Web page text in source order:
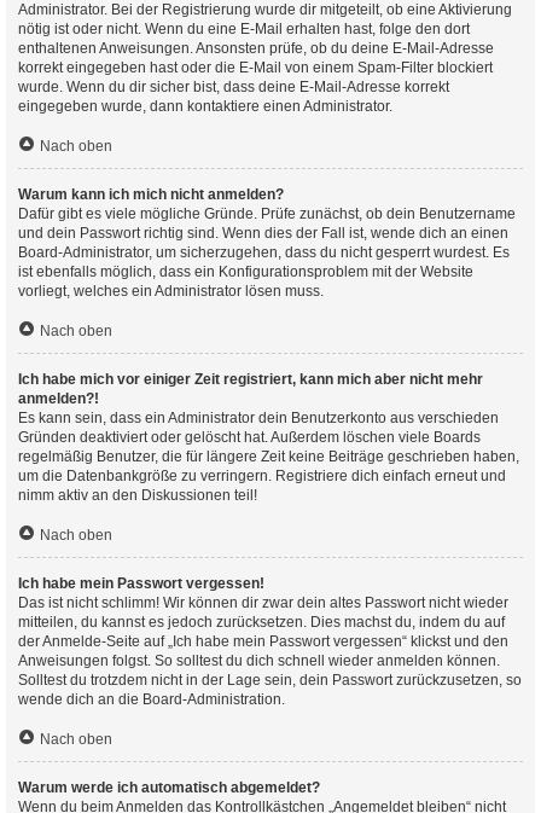
Administrator. Bei der Registrierung wurde dir mitgeteilt, ob eine Aktivierung
nötig ist oder nicht. Wenn du eine E-Mail erhalten hast, folge den dort
enthaltenen Anweisungen. Ansonsten prüfe, ob du deine E-Mail-Adresse
korrekt eingegeben hast oder die E-Mail von einem Spam-Filter blockiert
wurde. Wenn du dir sicher bist, dass deine E-Mail-Adresse korrekt
eingegeben wurde, dann kontaktiere einen Administrator.
Nach oben
Warum kann ich mich nicht anmelden?
Dafür gibt es viele mögliche Gründe. Prüfe zunächst, ob dein Benutzername
und dein Passwort richtig sind. Wenn dies der Fall ist, wende dich an einen
Board-Administrator, um sicherzugehen, dass du nicht gesperrt wurdest. Es
ist ebenfalls möglich, dass ein Konfigurationsproblem mit der Website
vorliegt, welches ein Administrator lösen muss.
Nach oben
Ich habe mich vor einiger Zeit registriert, kann mich aber nicht mehr
anmelden?!
Es kann sein, dass ein Administrator dein Benutzerkonto aus verschieden
Gründen deaktiviert oder gelöscht hat. Außerdem löschen viele Boards
regelmäßig Benutzer, die für längere Zeit keine Beiträge geschrieben haben,
um die Datenbankgröße zu verringern. Registriere dich einfach erneut und
nimm aktiv an den Diskussionen teil!
Nach oben
Ich habe mein Passwort vergessen!
Das ist nicht schlimm! Wir können dir zwar dein altes Passwort nicht wieder
mitteilen, du kannst es jedoch zurücksetzen. Dies machst du, indem du auf
der Anmelde-Seite auf „Ich habe mein Passwort vergessen“ klickst und den
Anweisungen folgst. So solltest du dich schnell wieder anmelden können.
Solltest du trotzdem nicht in der Lage sein, dein Passwort zurückzusetzen, so
wende dich an die Board-Administration.
Nach oben
Warum werde ich automatisch abgemeldet?
Wenn du beim Anmelden das Kontrollkästchen „Angemeldet bleiben“ nicht